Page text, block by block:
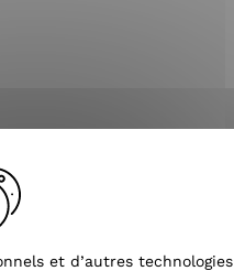
et d’autres technologies